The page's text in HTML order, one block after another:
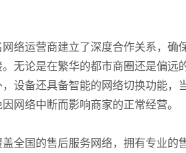
络运营商建立了深度合作关系，确
无论是在繁华的都市商圈还是偏远
设备还具备智能的网络切换功能，
网络中断而影响商家的正常经营。
全国的售后服务网络，拥有专业的